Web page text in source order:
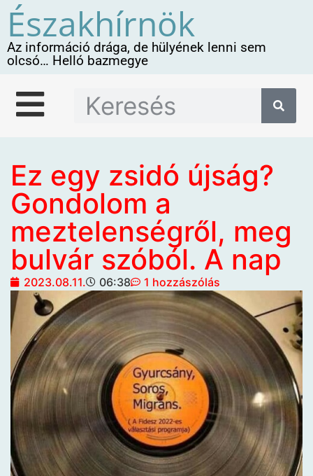
Északhírnök
Az információ drága, de hülyének lenni sem
olcsó… Helló bazmegye
Ez egy zsidó újság?
Gondolom a
meztelenségről, meg
bulvár szóból. A nap
2023.08.11. 06:38 1 hozzászólás